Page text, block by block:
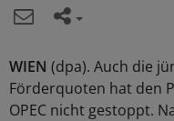
WIEN (dpa). Auch die
Förderquoten hat den
OPEC nicht gestoppt.